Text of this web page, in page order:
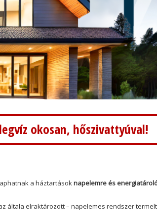
okosan, hőszivattyúval!
a háztartásoknapelemre és
általa elraktározott – napelemes rendszer